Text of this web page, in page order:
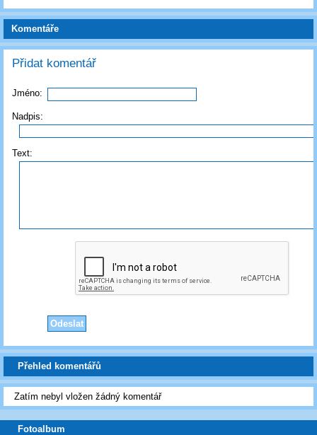
Komentáře
Přidat komentář
Jméno:
Nadpis:
Text:
Přehled komentářů
Zatím nebyl vložen žádný komentář
Fotoalbum